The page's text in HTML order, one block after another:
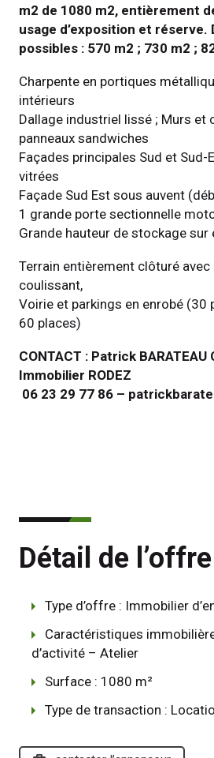
m2 de 1080 m2, entièrement
usage d’exposition et réserve.
possibles : 570 m2 ; 730 m2 ;
Charpente en portiques
intérieurs
Dallage industriel lissé ; Murs et
panneaux sandwiches
Façades principales Sud et
vitrées
Façade Sud Est sous auvent
1 grande porte sectionnelle
Grande hauteur de stockage sur
Terrain entièrement clôturé
coulissant,
Voirie et parkings en enrobé (30
60 places)
CONTACT : Patrick BARATEAU
Immobilier RODEZ
06 23 29 77 86 –
Détail de
Type d’offre : Immobilier
Caractéristiques
d’activité – Atelier
Surface : 1080 m²
Type de transaction :